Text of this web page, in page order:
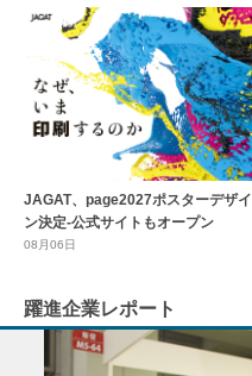
JAGAT、page2027ポスターデザイ
ン決定-公式サイトもオープン
08月06日
躍進企業レポート